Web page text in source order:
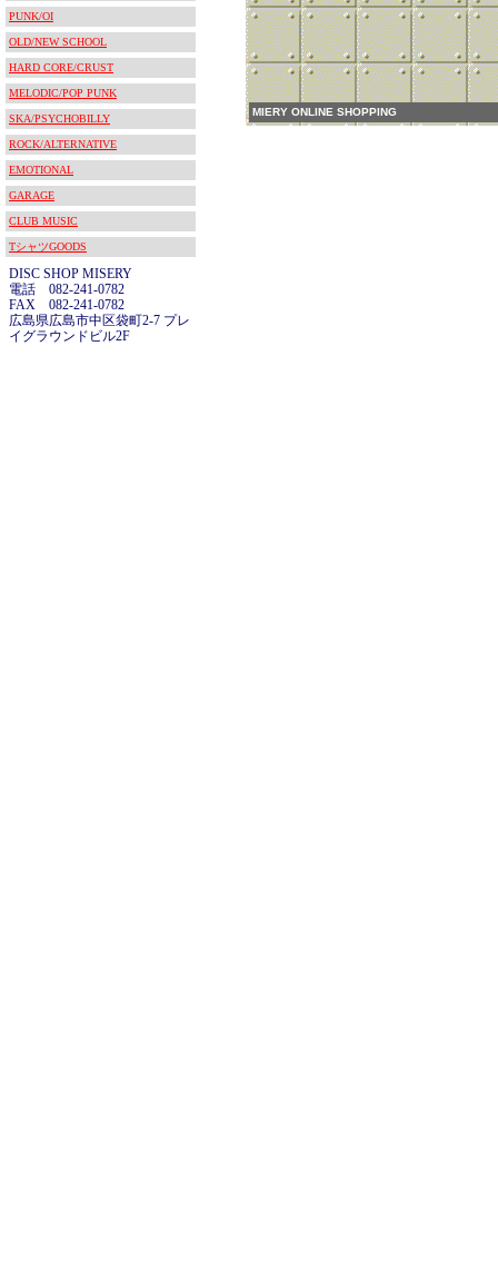
PUNK/OI
OLD/NEW SCHOOL
HARD CORE/CRUST
MELODIC/POP PUNK
SKA/PSYCHOBILLY
ROCK/ALTERNATIVE
EMOTIONAL
GARAGE
CLUB MUSIC
TシャツGOODS
DISC SHOP MISERY
電話 082-241-0782
FAX 082-241-0782
広島県広島市中区袋町2-7 プレ
イグラウンドビル2F
MIERY ONLINE SHOPPING